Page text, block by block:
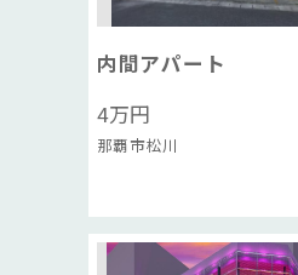
内間アパート
4万円
那覇市松川